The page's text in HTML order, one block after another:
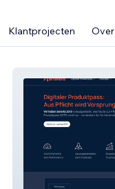
Klantprojecten Over